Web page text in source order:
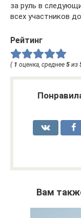
за руль в
всех участников
Рейтинг
( 1 оценка, среднее 5 из
Вам